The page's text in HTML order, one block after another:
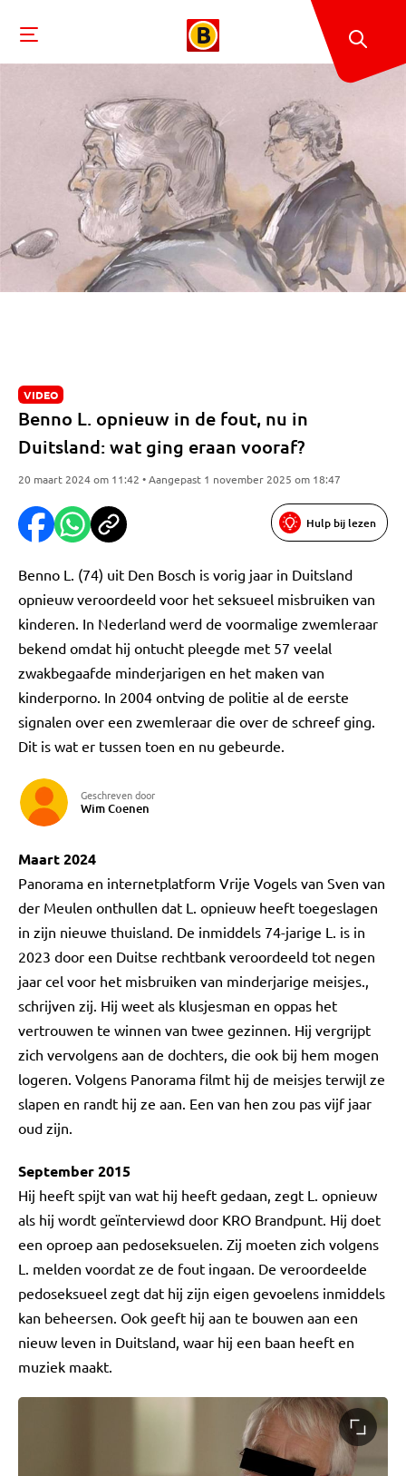
VIDEO
Benno L. opnieuw in de fout, nu in
Duitsland: wat ging eraan vooraf?
20 maart 2024 om 11:42 • Aangepast 1 november 2025 om 18:47
Hulp bij lezen
Benno L. (74) uit Den Bosch is vorig jaar in Duitsland
opnieuw veroordeeld voor het seksueel misbruiken van
kinderen. In Nederland werd de voormalige zwemleraar
bekend omdat hij ontucht pleegde met 57 veelal
zwakbegaafde minderjarigen en het maken van
kinderporno. In 2004 ontving de politie al de eerste
signalen over een zwemleraar die over de schreef ging.
Dit is wat er tussen toen en nu gebeurde.
Geschreven door
Wim Coenen
Maart 2024
Panorama en internetplatform Vrije Vogels van Sven van
der Meulen onthullen dat L. opnieuw heeft toegeslagen
in zijn nieuwe thuisland. De inmiddels 74-jarige L. is in
2023 door een Duitse rechtbank veroordeeld tot negen
jaar cel voor het misbruiken van minderjarige meisjes.,
schrijven zij. Hij weet als klusjesman en oppas het
vertrouwen te winnen van twee gezinnen. Hij vergrijpt
zich vervolgens aan de dochters, die ook bij hem mogen
logeren. Volgens Panorama filmt hij de meisjes terwijl ze
slapen en randt hij ze aan. Een van hen zou pas vijf jaar
oud zijn.
September 2015
Hij heeft spijt van wat hij heeft gedaan, zegt L. opnieuw
als hij wordt geïnterviewd door KRO Brandpunt. Hij doet
een oproep aan pedoseksuelen. Zij moeten zich volgens
L. melden voordat ze de fout ingaan. De veroordeelde
pedoseksueel zegt dat hij zijn eigen gevoelens inmiddels
kan beheersen. Ook geeft hij aan te bouwen aan een
nieuw leven in Duitsland, waar hij een baan heeft en
muziek maakt.